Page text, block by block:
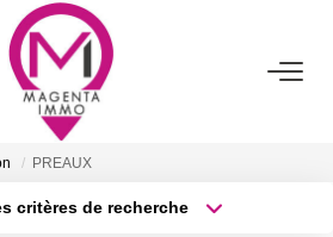
ACHETER
PREAUX
critères de recherche